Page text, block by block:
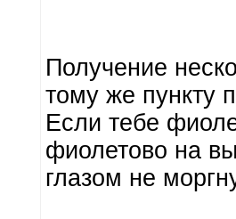
Получение
тому же пункту
Если тебе
фиолетово на
глазом не